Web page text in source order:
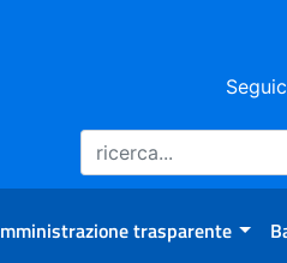
trasparente